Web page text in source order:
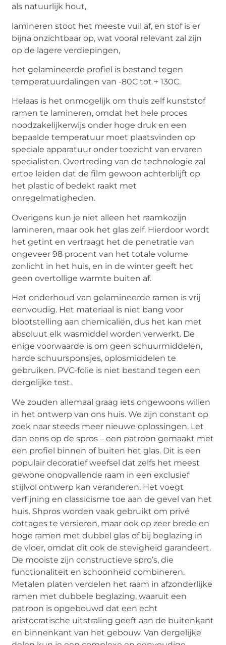
als natuurlijk hout,
lamineren stoot het meeste vuil af, en stof is er
bijna onzichtbaar op, wat vooral relevant zal zijn
op de lagere verdiepingen,
het gelamineerde profiel is bestand tegen
temperatuurdalingen van -80C tot + 130C.
Helaas is het onmogelijk om thuis zelf kunststof
ramen te lamineren, omdat het hele proces
noodzakelijkerwijs onder hoge druk en een
bepaalde temperatuur moet plaatsvinden op
speciale apparatuur onder toezicht van ervaren
specialisten. Overtreding van de technologie zal
ertoe leiden dat de film gewoon achterblijft op
het plastic of bedekt raakt met
onregelmatigheden.
Overigens kun je niet alleen het raamkozijn
lamineren, maar ook het glas zelf. Hierdoor wordt
het getint en vertraagt ​​het de penetratie van
ongeveer 98 procent van het totale volume
zonlicht in het huis, en in de winter geeft het
geen overtollige warmte buiten af.
Het onderhoud van gelamineerde ramen is vrij
eenvoudig. Het materiaal is niet bang voor
blootstelling aan chemicaliën, dus het kan met
absoluut elk wasmiddel worden verwerkt. De
enige voorwaarde is om geen schuurmiddelen,
harde schuursponsjes, oplosmiddelen te
gebruiken. PVC-folie is niet bestand tegen een
dergelijke test.
We zouden allemaal graag iets ongewoons willen
in het ontwerp van ons huis. We zijn constant op
zoek naar steeds meer nieuwe oplossingen. Let
dan eens op de spros – een patroon gemaakt met
een profiel binnen of buiten het glas. Dit is een
populair decoratief weefsel dat zelfs het meest
gewone onopvallende raam in een exclusief
stijlvol ontwerp kan veranderen. Het voegt
verfijning en classicisme toe aan de gevel van het
huis. Shpros worden vaak gebruikt om privé
cottages te versieren, maar ook op zeer brede en
hoge ramen met dubbel glas of bij beglazing in
de vloer, omdat dit ook de stevigheid garandeert.
De mooiste zijn constructieve spro’s, die
functionaliteit en schoonheid combineren.
Metalen platen verdelen het raam in afzonderlijke
ramen met dubbele beglazing, waaruit een
patroon is opgebouwd dat een echt
aristocratische uitstraling geeft aan de buitenkant
en binnenkant van het gebouw. Van dergelijke